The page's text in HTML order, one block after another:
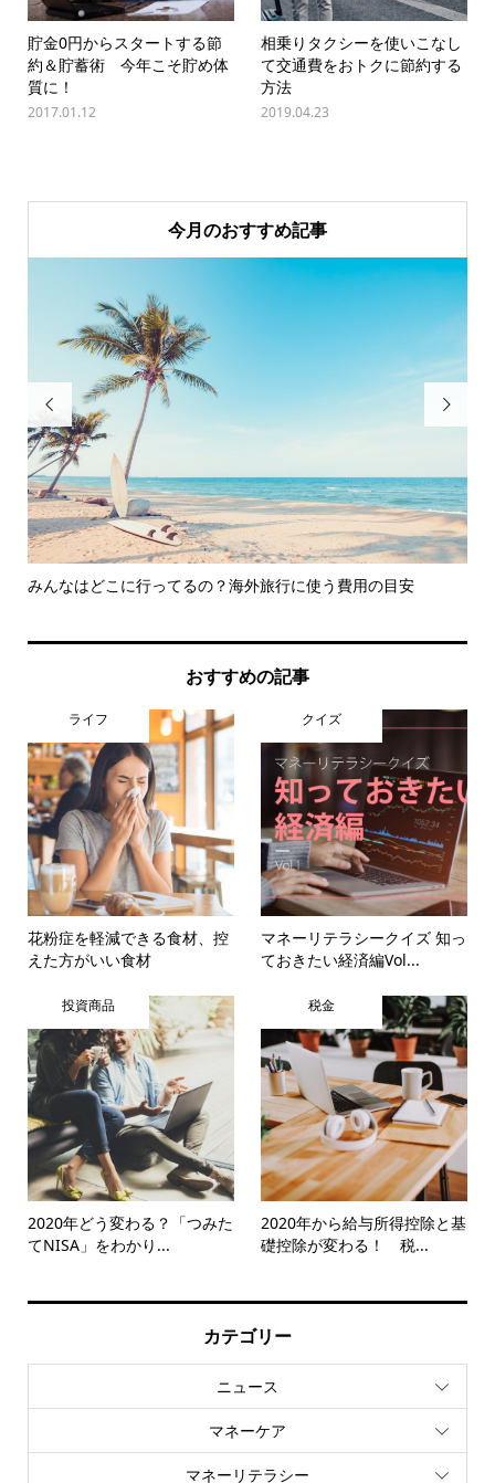
貯金0円からスタートする節
約＆貯蓄術 今年こそ貯め体
質に！
2017.01.12
相乗りタクシーを使いこなし
て交通費をおトクに節約する
方法
2019.04.23
今月のおすすめ記事

みんなはどこに行ってるの？海外旅行に使う費用の目安

おすすめの記事
ライフ
花粉症を軽減できる食材、控
えた方がいい食材
クイズ
マネーリテラシークイズ 知っ
ておきたい経済編Vol...
投資商品
2020年どう変わる？「つみた
てNISA」をわかり...
税金
2020年から給与所得控除と基
礎控除が変わる！ 税...
カテゴリー
ニュース
マネーケア
マネーリテラシー